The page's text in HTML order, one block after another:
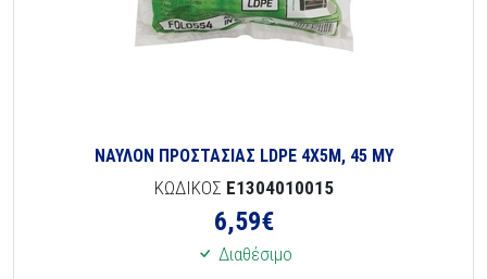
ΝΑΥΛΟΝ ΠΡΟΣΤΑΣΙΑΣ LDPE 4Χ5Μ, 45 ΜΥ
ΚΩΔΙΚΟΣ E1304010015
6,59€
Διαθέσιμο